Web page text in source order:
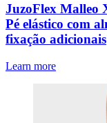
JuzoFlex Malleo
Pé elástico com
fixação adicionais
Learn more